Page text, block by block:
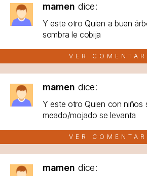
mamen dice:
Y este otro Quien a buen
sombra le cobija
VER
mamen dice:
Y este otro Quien con niños
meado/mojado se levanta
VER
mamen dice: